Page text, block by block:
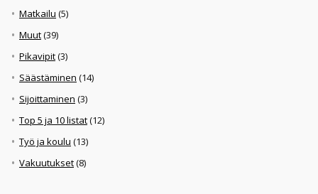
Matkailu (5)
Muut(39)
Pikavipit(3)
Säästäminen (14)
Sijoittaminen (3)
Top 5 ja 10 listat(12)
Työ ja koulu (13)
Vakuutukset(8)